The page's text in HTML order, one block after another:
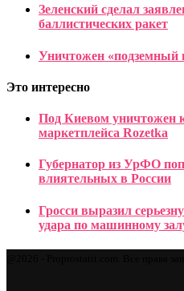
Зеленский сделал
баллистических ракет
Уничтожен
Это интересно
Под Киевом уничтожен
маркетплейса Rozetka
Губернатор из УрФО
влиятельных в России
Гросси выразил
удара по машинному